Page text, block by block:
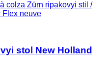
colza Zürn ripakovyi stil /
Flex neuve
stol New Holland